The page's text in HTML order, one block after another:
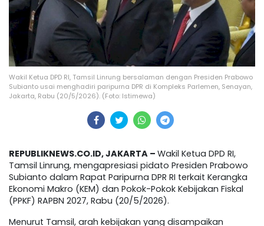
Wakil Ketua DPD RI, Tamsil Linrung bersalaman dengan Presiden Prabowo
Subianto usai menghadiri paripurna DPR di Kompleks Parlemen, Senayan,
Jakarta, Rabu (20/5/2026). (Foto: Istimewa)
REPUBLIKNEWS.CO.ID, JAKARTA – Wakil Ketua DPD RI,
Tamsil Linrung, mengapresiasi pidato Presiden Prabowo
Subianto dalam Rapat Paripurna DPR RI terkait Kerangka
Ekonomi Makro (KEM) dan Pokok-Pokok Kebijakan Fiskal
(PPKF) RAPBN 2027, Rabu (20/5/2026).
Menurut Tamsil, arah kebijakan yang disampaikan